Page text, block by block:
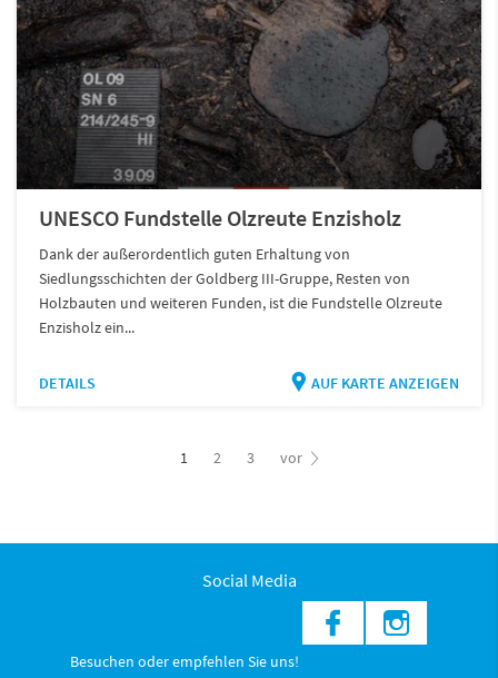
UNESCO Fundstelle Olzreute Enzisholz
Dank der außerordentlich guten Erhaltung von
Siedlungsschichten der Goldberg III-Gruppe, Resten von
Holzbauten und weiteren Funden, ist die Fundstelle Olzreute
Enzisholz ein...
DETAILS AUF KARTE ANZEIGEN
1 2 3 vor
Social Media
Besuchen oder empfehlen Sie uns!